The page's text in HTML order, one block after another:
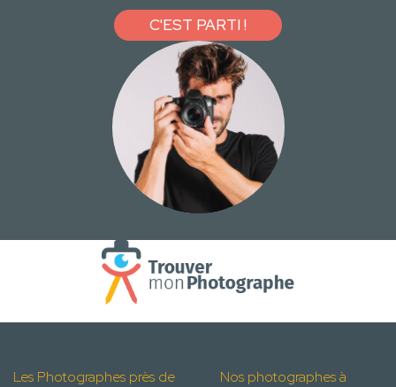
C'EST PARTI !
Les Photographes près de
Nos photographes à